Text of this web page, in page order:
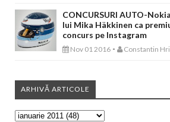
CONCURSURI AUTO-
lui Mika Häkkinen ca
concurs pe Instagram
Nov 01 2016 - Constantin
ARHIVĂ ARTICOLE